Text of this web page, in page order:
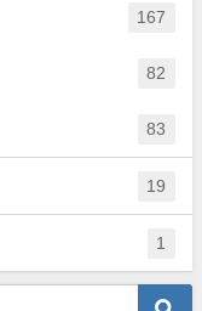
167
82
83
19
1